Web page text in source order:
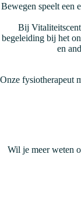
Bewegen speelt een
Bij
begeleiding bij het
en
Onze fysiotherapeut
Wil je meer weten